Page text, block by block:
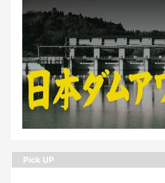
Pick UP